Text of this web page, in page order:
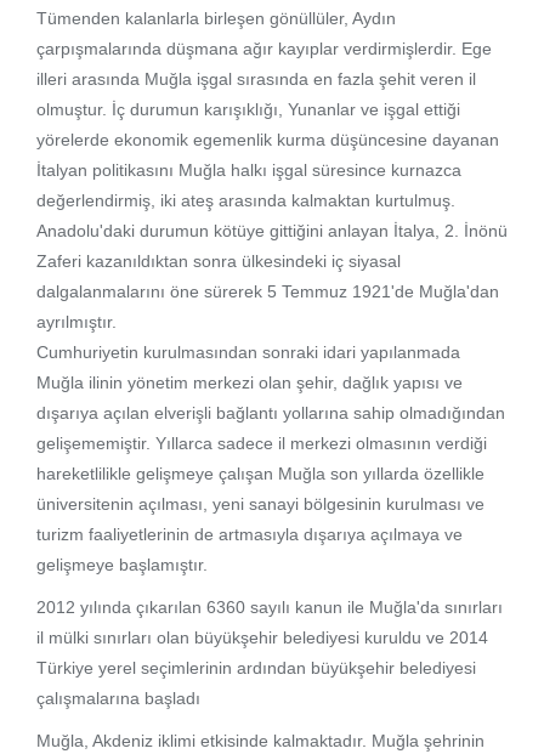
Tümenden kalanlarla birleşen gönüllüler, Aydın
çarpışmalarında düşmana ağır kayıplar verdirmişlerdir. Ege
illeri arasında Muğla işgal sırasında en fazla şehit veren il
olmuştur. İç durumun karışıklığı, Yunanlar ve işgal ettiği
yörelerde ekonomik egemenlik kurma düşüncesine dayanan
İtalyan politikasını Muğla halkı işgal süresince kurnazca
değerlendirmiş, iki ateş arasında kalmaktan kurtulmuş.
Anadolu'daki durumun kötüye gittiğini anlayan İtalya, 2. İnönü
Zaferi kazanıldıktan sonra ülkesindeki iç siyasal
dalgalanmalarını öne sürerek 5 Temmuz 1921'de Muğla'dan
ayrılmıştır.
Cumhuriyetin kurulmasından sonraki idari yapılanmada
Muğla ilinin yönetim merkezi olan şehir, dağlık yapısı ve
dışarıya açılan elverişli bağlantı yollarına sahip olmadığından
gelişememiştir. Yıllarca sadece il merkezi olmasının verdiği
hareketlilikle gelişmeye çalışan Muğla son yıllarda özellikle
üniversitenin açılması, yeni sanayi bölgesinin kurulması ve
turizm faaliyetlerinin de artmasıyla dışarıya açılmaya ve
gelişmeye başlamıştır.
2012 yılında çıkarılan 6360 sayılı kanun ile Muğla'da sınırları
il mülki sınırları olan büyükşehir belediyesi kuruldu ve 2014
Türkiye yerel seçimlerinin ardından büyükşehir belediyesi
çalışmalarına başladı
Muğla, Akdeniz iklimi etkisinde kalmaktadır. Muğla şehrinin